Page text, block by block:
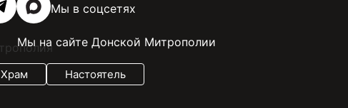
Мы в соцсетях
Мы на сайте Донской Митрополии
Храм Настоятель